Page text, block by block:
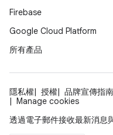
Firebase
Google Cloud Platform
所有產品
隱私權 授權 品牌宣傳指南
Manage cookies
透過電子郵件接收最新消息